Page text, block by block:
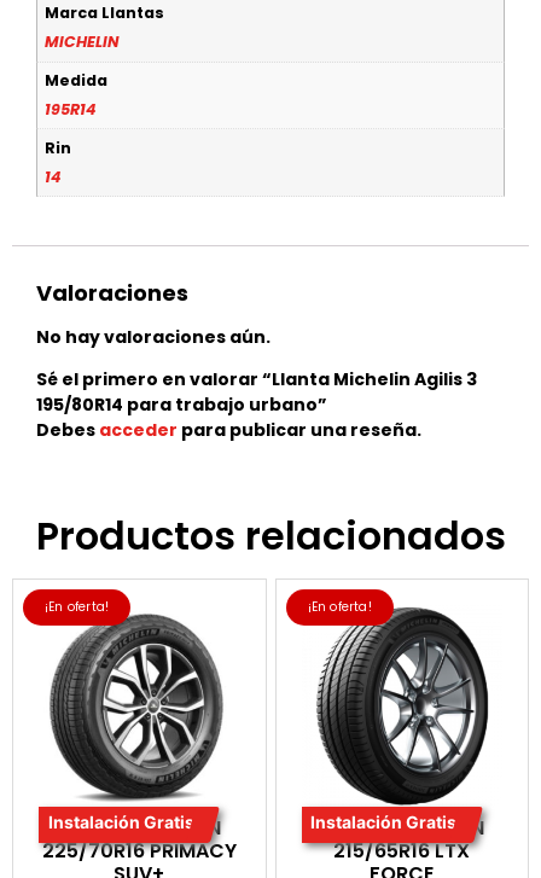
Marca Llantas
MICHELIN
Medida
195R14
Rin
14
Valoraciones
No hay valoraciones aún.
Sé el primero en valorar “Llanta Michelin Agilis 3
195/80R14 para trabajo urbano”
Debes acceder para publicar una reseña.
Productos relacionados
¡En oferta!
Instalación Gratis
LLANTA MICHELIN
225/70R16 PRIMACY
¡En oferta!
Instalación Gratis
LLANTA MICHELIN
215/65R16 LTX